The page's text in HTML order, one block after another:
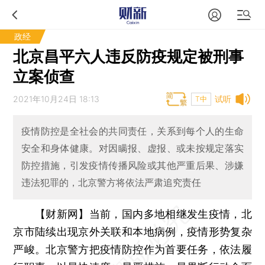
政经
北京昌平六人违反防疫规定被刑事
立案侦查
试听
2021年10月24日 18:13 T中
疫情防控是全社会的共同责任，关系到每个人的生命
安全和身体健康。对因瞒报、虚报、或未按规定落实
防控措施，引发疫情传播风险或其他严重后果、涉嫌
违法犯罪的，北京警方将依法严肃追究责任
【财新网】 当前，国内多地相继发生疫情，北
京市陆续出现京外关联和本地病例，疫情形势复杂
严峻。北京警方把疫情防控作为首要任务，依法履